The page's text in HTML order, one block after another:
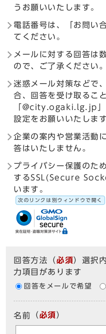
うお願いいたします。
電話番号は、「お問い
てください。
メールに対する回答は
ので、ご了承ください。
迷惑メール対策などで
合、回答を受け取るこ
「@city.ogaki.lg.jp」
設定をお願いいたします
企業の案内や営業活動
答はいたしません。
プライバシー保護のた
するSSL(Secure
います。
次のリンクは別ウィンドウで開く
回答方法 （必須）選択
力項目があります
回答をメールで希望
名前 （必須）